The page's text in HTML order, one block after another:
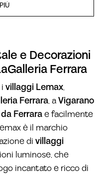
e Decorazioni
Ferrara
villaggi Lemax,
Ferrara, aVigarano
Ferrarae facilmente
è il marchio
di villaggi
luminose, che
incantato e ricco di